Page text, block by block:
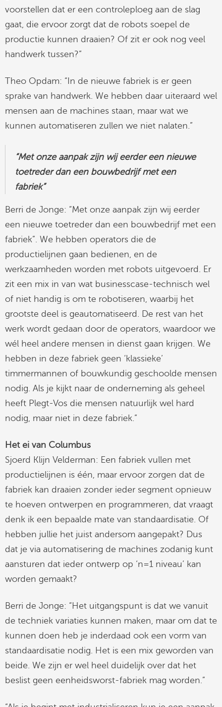
voorstellen dat er een controleploeg aan de slag
gaat, die ervoor zorgt dat de robots soepel de
productie kunnen draaien? Of zit er ook nog veel
handwerk tussen?”
Theo Opdam: “In de nieuwe fabriek is er geen
sprake van handwerk. We hebben daar uiteraard wel
mensen aan de machines staan, maar wat we
kunnen automatiseren zullen we niet nalaten.”
“Met onze aanpak zijn wij eerder een nieuwe
toetreder dan een bouwbedrijf met een
fabriek”
Berri de Jonge: “Met onze aanpak zijn wij eerder
een nieuwe toetreder dan een bouwbedrijf met een
fabriek”. We hebben operators die de
productielijnen gaan bedienen, en de
werkzaamheden worden met robots uitgevoerd. Er
zit een mix in van wat businesscase-technisch wel
of niet handig is om te robotiseren, waarbij het
grootste deel is geautomatiseerd. De rest van het
werk wordt gedaan door de operators, waardoor we
wél heel andere mensen in dienst gaan krijgen. We
hebben in deze fabriek geen ‘klassieke’
timmermannen of bouwkundig geschoolde mensen
nodig. Als je kijkt naar de onderneming als geheel
heeft Plegt-Vos die mensen natuurlijk wel hard
nodig, maar niet in deze fabriek.”
Het ei van Columbus
Sjoerd Klijn Velderman: Een fabriek vullen met
productielijnen is één, maar ervoor zorgen dat de
fabriek kan draaien zonder ieder segment opnieuw
te hoeven ontwerpen en programmeren, dat vraagt
denk ik een bepaalde mate van standaardisatie. Of
hebben jullie het juist andersom aangepakt? Dus
dat je via automatisering de machines zodanig kunt
aansturen dat ieder ontwerp op ‘n=1 niveau’ kan
worden gemaakt?
Berri de Jonge: “Het uitgangspunt is dat we vanuit
de techniek variaties kunnen maken, maar om dat te
kunnen doen heb je inderdaad ook een vorm van
standaardisatie nodig. Het is een mix geworden van
beide. We zijn er wel heel duidelijk over dat het
beslist geen eenheidsworst-fabriek mag worden.”